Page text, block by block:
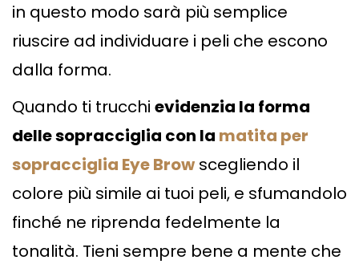
in questo modo sarà più semplice
riuscire ad individuare i peli che escono
dalla forma.
Quando ti trucchi evidenzia la forma
delle sopracciglia con la matita per
sopracciglia Eye Brow scegliendo il
colore più simile ai tuoi peli, e sfumandolo
finché ne riprenda fedelmente la
tonalità. Tieni sempre bene a mente che